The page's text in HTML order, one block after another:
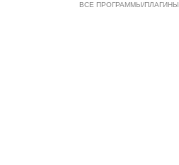
ВСЕ ПРОГРАММЫ/ПЛАГИНЫ